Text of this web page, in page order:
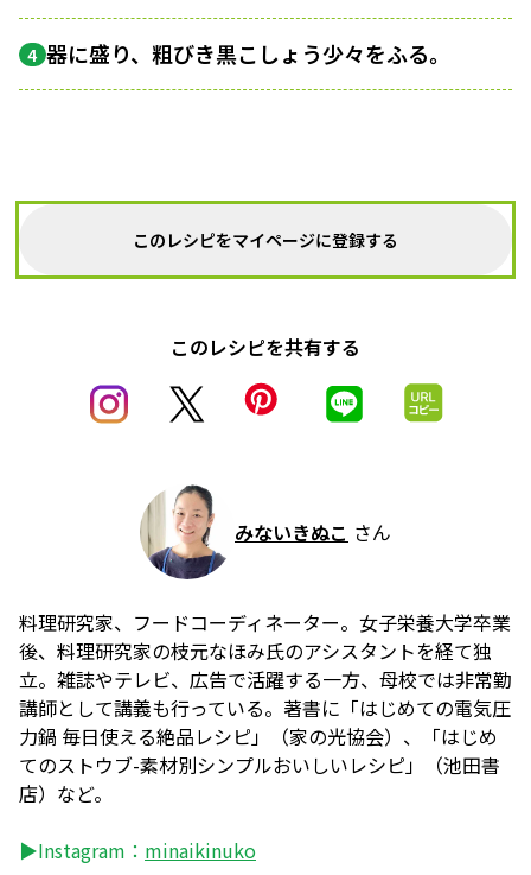
4 器に盛り、粗びき黒こしょう少々をふる。
このレシピをマイページに登録する
このレシピを共有する
みないきぬこ さん
料理研究家、フードコーディネーター。女子栄養大学卒業
後、料理研究家の枝元なほみ氏のアシスタントを経て独
立。雑誌やテレビ、広告で活躍する一方、母校では非常勤
講師として講義も行っている。著書に「はじめての電気圧
力鍋 毎日使える絶品レシピ」（家の光協会）、「はじめ
てのストウブ-素材別シンプルおいしいレシピ」（池田書
店）など。
▶Instagram： minaikinuko